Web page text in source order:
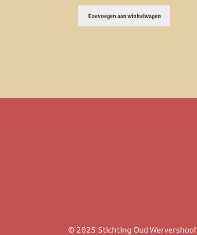
Toevoegen aan winkelwagen
© 2025 Stichting Oud Wervershoof